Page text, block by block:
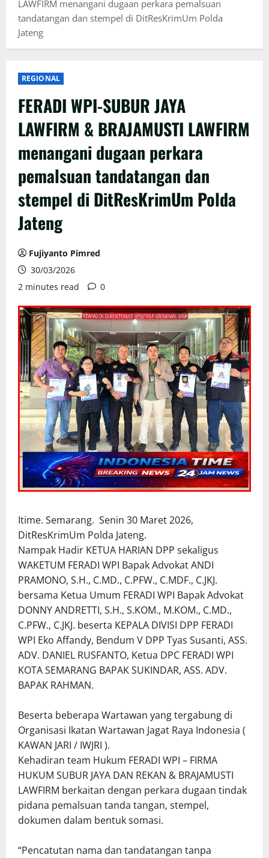
LAWFIRM menangani dugaan perkara pemalsuan
tandatangan dan stempel di DitResKrimUm Polda
Jateng
REGIONAL
FERADI WPI-SUBUR JAYA
LAWFIRM & BRAJAMUSTI LAWFIRM
menangani dugaan perkara
pemalsuan tandatangan dan
stempel di DitResKrimUm Polda
Jateng
Fujiyanto Pimred
30/03/2026
2 minutes read
0
Itime. Semarang. Senin 30 Maret 2026,
DitResKrimUm Polda Jateng.
Nampak Hadir KETUA HARIAN DPP sekaligus
WAKETUM FERADI WPI Bapak Advokat ANDI
PRAMONO, S.H., C.MD., C.PFW., C.MDF., C.JKJ.
bersama Ketua Umum FERADI WPI Bapak Advokat
DONNY ANDRETTI, S.H., S.KOM., M.KOM., C.MD.,
C.PFW., C.JKJ. beserta KEPALA DIVISI DPP FERADI
WPI Eko Affandy, Bendum V DPP Tyas Susanti, ASS.
ADV. DANIEL RUSFANTO, Ketua DPC FERADI WPI
KOTA SEMARANG BAPAK SUKINDAR, ASS. ADV.
BAPAK RAHMAN.
Beserta beberapa Wartawan yang tergabung di
Organisasi Ikatan Wartawan Jagat Raya Indonesia (
KAWAN JARI / IWJRI ).
Kehadiran team Hukum FERADI WPI – FIRMA
HUKUM SUBUR JAYA DAN REKAN & BRAJAMUSTI
LAWFIRM berkaitan dengan perkara dugaan tindak
pidana pemalsuan tanda tangan, stempel,
dokumen dalam bentuk somasi.
“Pencatutan nama dan tandatangan tanpa